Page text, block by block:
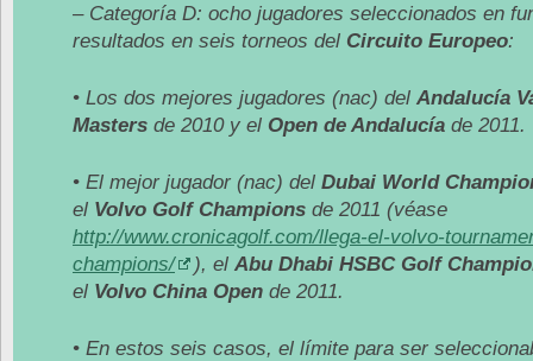
– Categoría D: ocho jugadores seleccionados en
resultados en seis torneos del Circuito Europeo:
• Los dos mejores jugadores (nac) del Andalucía
Masters de 2010 y el Open de Andalucía de 2011.
• El mejor jugador (nac) del Dubai World
el Volvo Golf Champions de 2011 (véase
http://www.cronicagolf.com/llega-el-volvo-
champions/
), el Abu Dhabi HSBC Golf
el Volvo China Open de 2011.
• En estos seis casos, el límite para ser